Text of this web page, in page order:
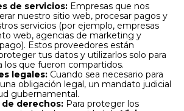
de servicios: Empresas que nos
nuestro sitio web, procesar pagos y
servicios (por ejemplo, empresas
web, agencias de marketing y
Estos proveedores están
tus datos y utilizarlos solo para
los que fueron compartidos.
legales: Cuando sea necesario para
obligación legal, un mandato judicial
gubernamental.
derechos: Para proteger los